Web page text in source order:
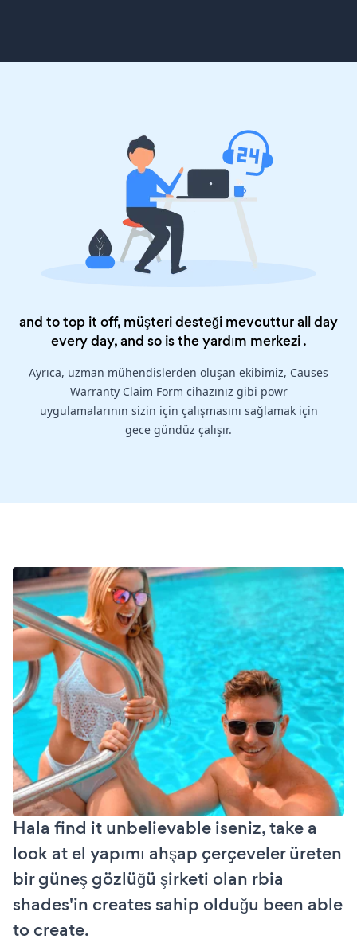
and to top it off, müşteri desteği mevcuttur all day
every day, and so is theyardım merkezi.
Ayrıca, uzman mühendislerden oluşan ekibimiz, Causes
Warranty Claim Form cihazınız gibi powr
uygulamalarının sizin için çalışmasını sağlamak için
gece gündüz çalışır.
Hala find it unbelievable iseniz, take a
look at el yapımı ahşap çerçeveler üreten
bir güneş gözlüğü şirketi olan rbia
shades'in creates sahip olduğu been able
to create.